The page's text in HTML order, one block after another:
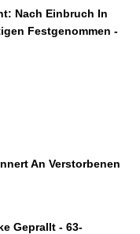
Nach Einbruch In
Festgenommen -
An Verstorbenen
Geprallt - 63-